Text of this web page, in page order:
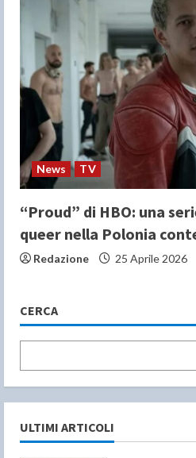
News TV
“Proud” di HBO: una
queer nella Polonia
Redazione 25 Aprile 2026
CERCA
ULTIMI ARTICOLI